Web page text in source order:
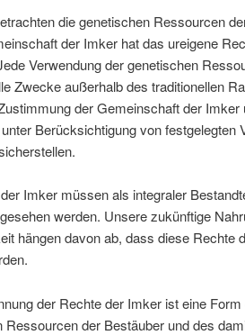
die genetischen Ressourcen
der Imker hat das ureigene
Verwendung der genetischen
Zwecke außerhalb des traditionellen
der Gemeinschaft der
Berücksichtigung von festgelegten
Imker müssen als integraler
werden. Unsere zukünftige
hängen davon ab, dass diese Rechte
der Rechte der Imker ist eine
Ressourcen der Bestäuber und des